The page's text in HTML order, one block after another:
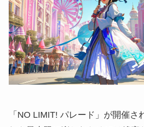
「NO LIMIT! パレード」が開催さ